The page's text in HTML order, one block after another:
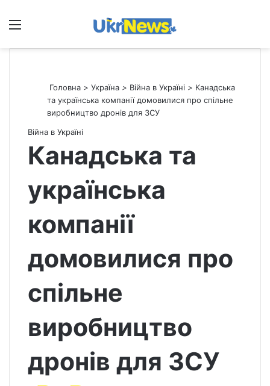
Меню
Головна > Україна > Війна в Україні > Канадська
та українська компанії домовилися про спільне
виробництво дронів для ЗСУ
Війна в Україні
Канадська та
українська
компанії
домовилися про
спільне
виробництво
дронів для ЗСУ